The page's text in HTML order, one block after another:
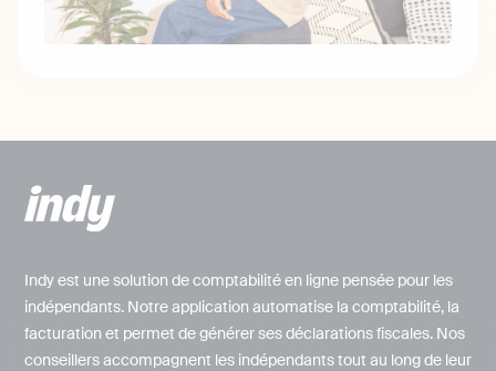
Indy est une solution de comptabilité en ligne pensée pour les
indépendants. Notre application automatise la comptabilité, la
facturation et permet de générer ses déclarations fiscales. Nos
conseillers accompagnent les indépendants tout au long de leur